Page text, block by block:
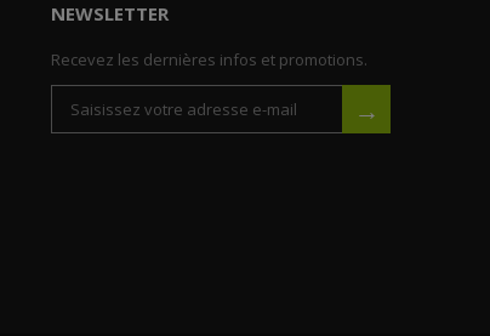
NEWSLETTER
Recevez les dernières infos et promotions.
→